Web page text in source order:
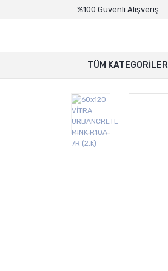
%100 Güvenli Alışveriş
TÜM KATEGORİLER